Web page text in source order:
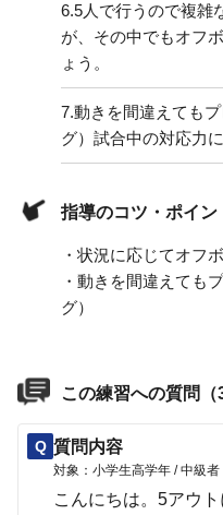
6.5人で行うので複雑
が、その中でもオフ
ょう。
7.動きを間違えても
グ）試合中の対応力
指導のコツ・ポイン
・状況に応じてオフ
・動きを間違えても
グ）
この練習への質問（
Q 質問内容
対象：小学生高学年 / 中級者
こんにちは。5アウ